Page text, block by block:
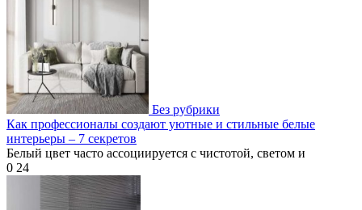
Без рубрики
Как профессионалы создают уютные и стильные белые
интерьеры – 7 секретов
Белый цвет часто ассоциируется с чистотой, светом и
0 24